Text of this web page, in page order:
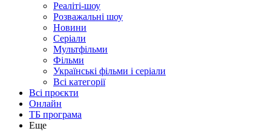
Реаліті-шоу
Розважальні шоу
Новини
Серіали
Мультфільми
Фільми
Українські фільми і серіали
Всі категорії
Всі проєкти
Онлайн
ТБ програма
Еще